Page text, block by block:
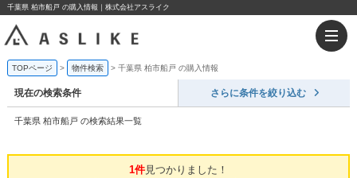
千葉県 柏市船戸 の購入情報｜株式会社アスライク
TOPページ 物件検索 千葉県 柏市船戸 の購入情報
現在の検索条件 さらに条件を絞り込む
千葉県 柏市船戸 の検索結果一覧
1件見つかりました！